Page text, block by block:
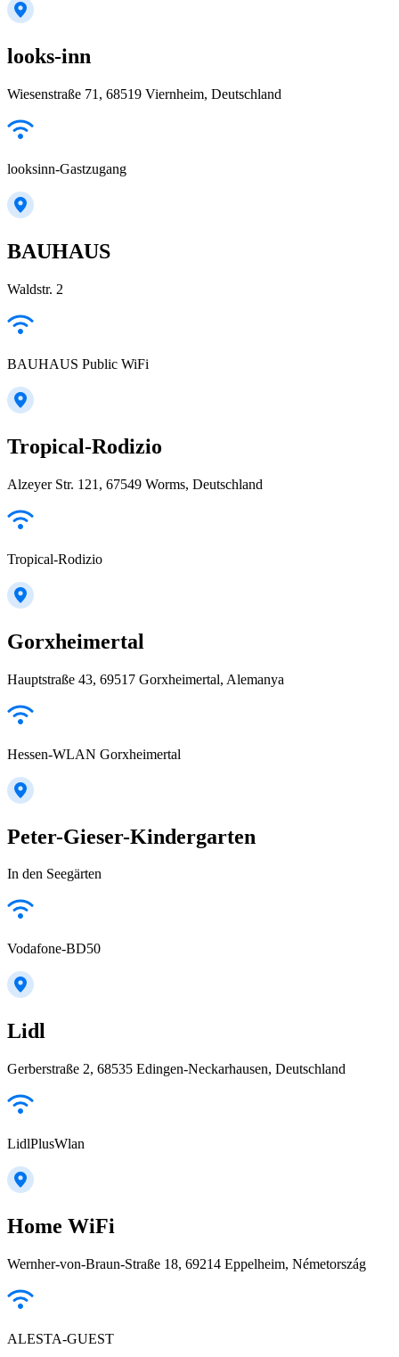
looks-inn
Wiesenstraße 71, 68519 Viernheim, Deutschland
looksinn-Gastzugang
BAUHAUS
Waldstr. 2
BAUHAUS Public WiFi
Tropical-Rodizio
Alzeyer Str. 121, 67549 Worms, Deutschland
Tropical-Rodizio
Gorxheimertal
Hauptstraße 43, 69517 Gorxheimertal, Alemanya
Hessen-WLAN Gorxheimertal
Peter-Gieser-Kindergarten
In den Seegärten
Vodafone-BD50
Lidl
Gerberstraße 2, 68535 Edingen-Neckarhausen, Deutschland
LidlPlusWlan
Home WiFi
Wernher-von-Braun-Straße 18, 69214 Eppelheim, Németország
ALESTA-GUEST